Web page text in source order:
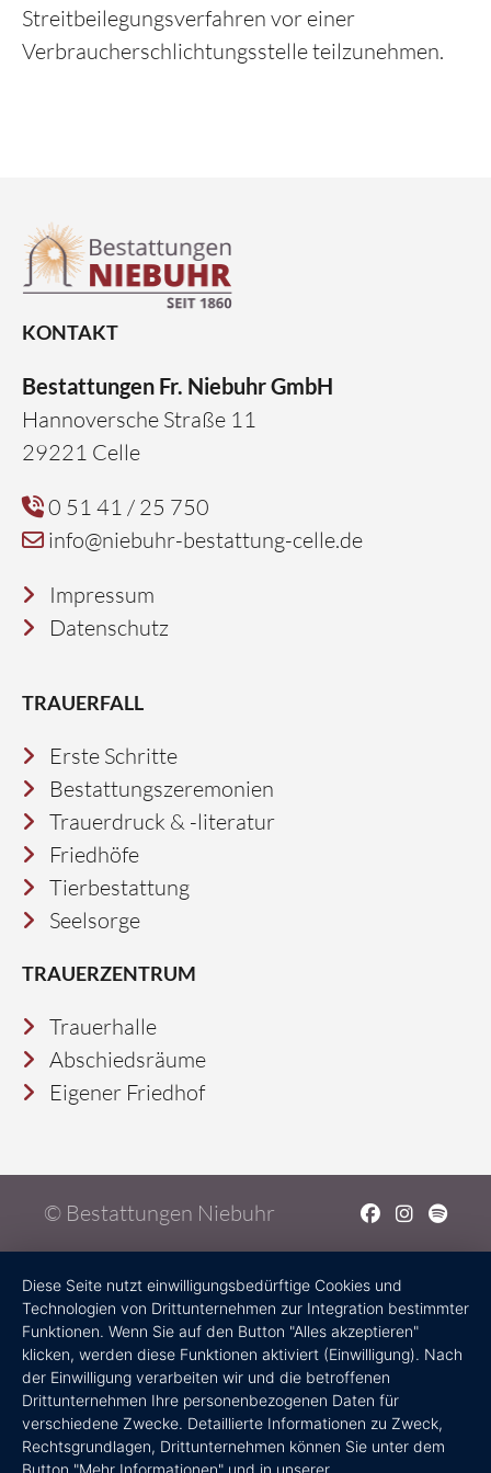
Streitbeilegungsverfahren vor einer
Verbraucherschlichtungsstelle teilzunehmen.
KONTAKT
Bestattungen Fr. Niebuhr GmbH
Hannoversche Straße 11
29221 Celle
0 51 41 / 25 750
info@niebuhr-bestattung-celle.de
Impressum
Datenschutz
TRAUERFALL
Erste Schritte
Bestattungszeremonien
Trauerdruck & -literatur
Friedhöfe
Tierbestattung
Seelsorge
TRAUERZENTRUM
Trauerhalle
Abschiedsräume
Eigener Friedhof
© Bestattungen Niebuhr
Diese Seite nutzt einwilligungsbedürftige Cookies und
Technologien von Drittunternehmen zur Integration bestimmter
Funktionen. Wenn Sie auf den Button "Alles akzeptieren"
klicken, werden diese Funktionen aktiviert (Einwilligung). Nach
der Einwilligung verarbeiten wir und die betroffenen
Drittunternehmen Ihre personenbezogenen Daten für
verschiedene Zwecke. Detaillierte Informationen zu Zweck,
Rechtsgrundlagen, Drittunternehmen können Sie unter dem
Button "Mehr Informationen" und in unserer